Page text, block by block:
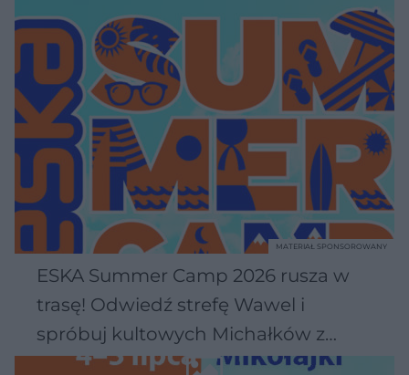
ESKA Summer Camp 2026 rusza w
trasę! Odwiedź strefę Wawel i
spróbuj kultowych Michałków z
Wawelu
MATERIAŁ SPONSOROWANY